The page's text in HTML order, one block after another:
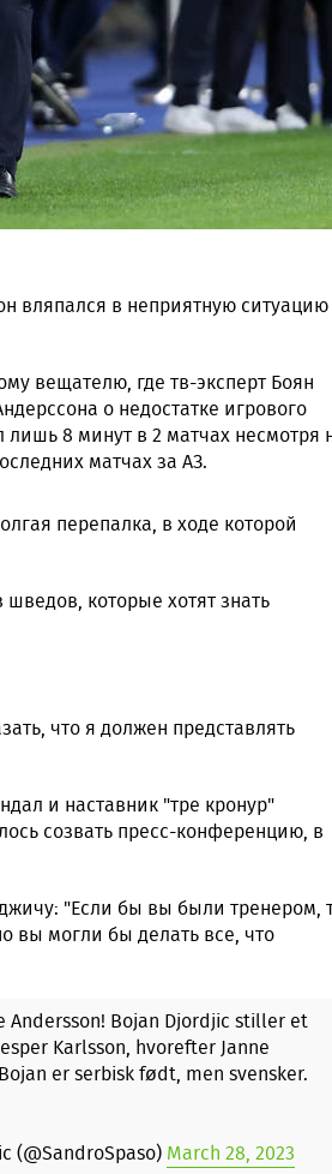
вляпался в неприятную ситуацию
вещателю, где тв-эксперт Боян
о недостатке игрового
8 минут в 2 матчах несмотря
матчах за АЗ.
перепалка, в ходе которой
которые хотят знать
что я должен представлять
и наставник "тре кронур"
созвать пресс-конференцию, в
"Если бы вы были тренером,
вы могли бы делать все, что
Bojan Djordjic stiller et
Karlsson, hvorefter Janne
er serbisk født, men svensker.
(@SandroSpaso) March 28, 2023